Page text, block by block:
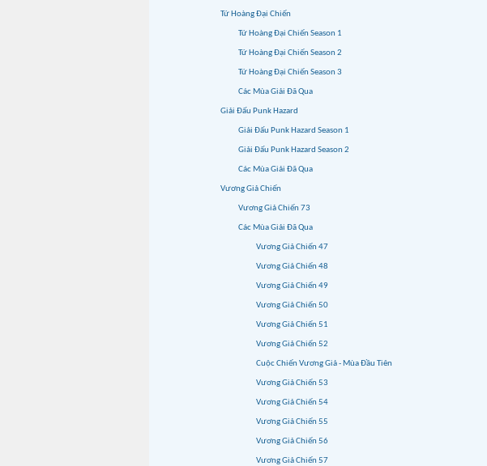
Tứ Hoàng Đại Chiến
Tứ Hoàng Đại Chiến Season 1
Tứ Hoàng Đại Chiến Season 2
Tứ Hoàng Đại Chiến Season 3
Các Mùa Giải Đã Qua
Giải Đấu Punk Hazard
Giải Đấu Punk Hazard Season 1
Giải Đấu Punk Hazard Season 2
Các Mùa Giải Đã Qua
Vương Giả Chiến
Vương Giả Chiến 73
Các Mùa Giải Đã Qua
Vương Giả Chiến 47
Vương Giả Chiến 48
Vương Giả Chiến 49
Vương Giả Chiến 50
Vương Giả Chiến 51
Vương Giả Chiến 52
Cuộc Chiến Vương Giả - Mùa Đầu Tiên
Vương Giả Chiến 53
Vương Giả Chiến 54
Vương Giả Chiến 55
Vương Giả Chiến 56
Vương Giả Chiến 57